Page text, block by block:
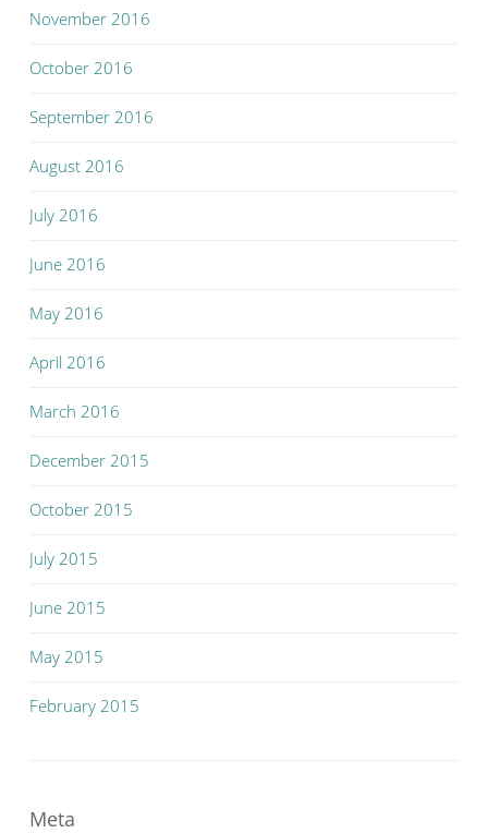
November 2016
October 2016
September 2016
August 2016
July 2016
June 2016
May 2016
April 2016
March 2016
December 2015
October 2015
July 2015
June 2015
May 2015
February 2015
Meta